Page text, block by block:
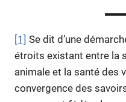
[1] Se dit d’une
étroits existant entre la
animale et la santé des
convergence des